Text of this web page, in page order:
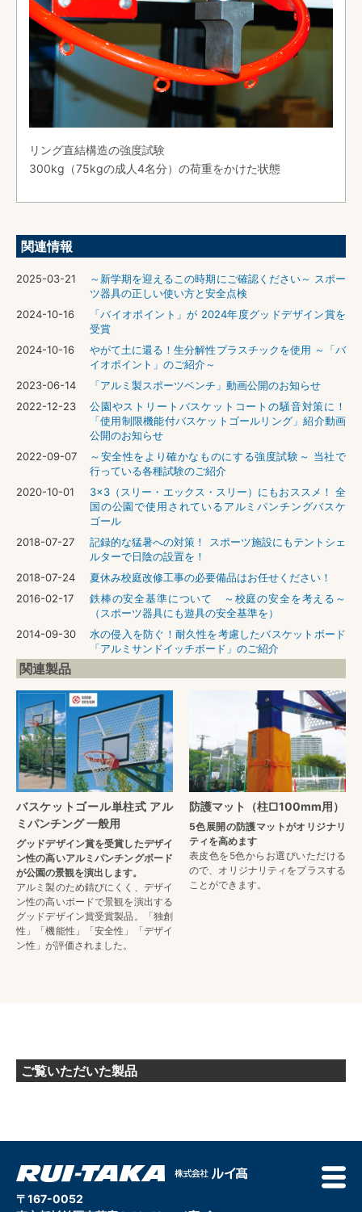
リング直結構造の強度試験
300kg（75kgの成人4名分）の荷重をかけた状態
関連情報
2025-03-21
～新学期を迎えるこの時期にご確認ください～ スポー
ツ器具の正しい使い方と安全点検
2024-10-16
「バイオポイント」が 2024年度グッドデザイン賞を
受賞
2024-10-16
やがて土に還る！生分解性プラスチックを使用 ～「バ
イオポイント」のご紹介～
2023-06-14
「アルミ製スポーツベンチ」動画公開のお知らせ
2022-12-23
公園やストリートバスケットコートの騒音対策に！
「使用制限機能付バスケットゴールリング」紹介動画
公開のお知らせ
2022-09-07
～安全性をより確かなものにする強度試験～ 当社で
行っている各種試験のご紹介
2020-10-01
3x3（スリー・エックス・スリー）にもおススメ！ 全
国の公園で使用されているアルミパンチングバスケ
ゴール
2018-07-27
記録的な猛暑への対策！ スポーツ施設にもテントシェ
ルターで日陰の設置を！
2018-07-24
夏休み校庭改修工事の必要備品はお任せください！
2016-02-17
鉄棒の安全基準について ～校庭の安全を考える～
（スポーツ器具にも遊具の安全基準を）
2014-09-30
水の侵入を防ぐ！耐久性を考慮したバスケットボード
「アルミサンドイッチボード」のご紹介
関連製品
バスケットゴール単柱式 アル
ミパンチング 一般用
グッドデザイン賞を受賞したデザイ
ン性の高いアルミパンチングボード
が公園の景観を演出します。
アルミ製のため錆びにくく、デザイ
ン性の高いボードで景観を演出する
グッドデザイン賞受賞製品。「独創
性」「機能性」「安全性」「デザイ
ン性」が評価されました。
防護マット（柱□100mm用）
5色展開の防護マットがオリジナリ
ティを高めます
表皮色を5色からお選びいただける
ので、オリジナリティをプラスする
ことができます。
ご覧いただいた製品
〒167-0052